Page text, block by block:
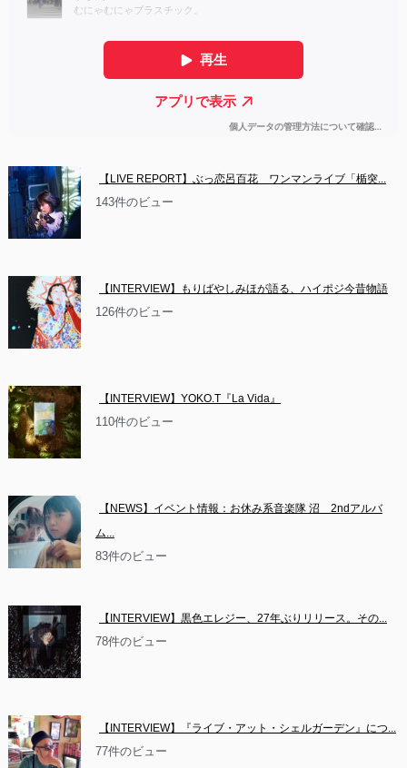
【LIVE REPORT】ぶっ恋呂百花　ワンマンライブ「楯突...
143件のビュー
【INTERVIEW】もりばやしみほが語る、ハイポジ今昔物語
126件のビュー
【INTERVIEW】YOKO.T『La Vida』
110件のビュー
【NEWS】イベント情報：お休み系音楽隊 沼　2ndアルバ
ム...
83件のビュー
【INTERVIEW】黒色エレジー、27年ぶりリリース。その...
78件のビュー
【INTERVIEW】『ライブ・アット・シェルガーデン』につ...
77件のビュー